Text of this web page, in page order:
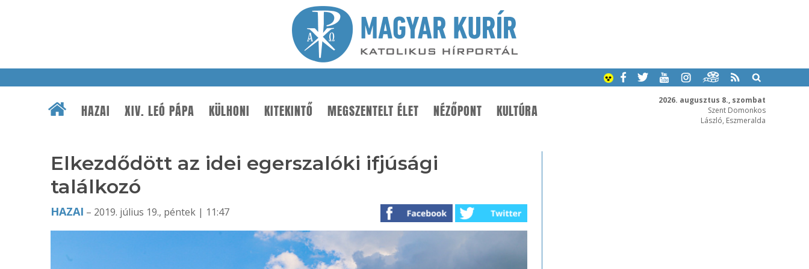
2026. augusztus 8., szombat
Szent Domonkos
László, Eszmeralda
HAZAI XIV. LEÓ PÁPA KÜLHONI KITEKINTŐ MEGSZENTELT ÉLET NÉZŐPONT KULTÚRA
Elkezdődött az idei egerszalóki ifjúsági
találkozó
HAZAI – 2019. július 19., péntek | 11:47